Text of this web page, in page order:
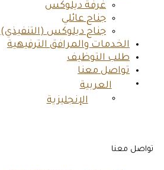
غرفة ديلوكس
جناح عائلي
جناح ديلوكس (التنفيذي)
الخدمات والمرافق الترفيهية
طلب التوظيف
تواصل معنا
العربية
الإنجليزية
تواصل معنا